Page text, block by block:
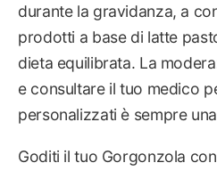
durante la gravidanza, a
prodotti a base di latte
dieta equilibrata. La
e consultare il tuo medico
personalizzati è sempre
Goditi il tuo Gorgonzola